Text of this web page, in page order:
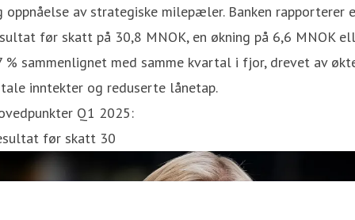
oppnåelse av strategiske milepæler. Banken rapporterer
før skatt på 30,8 MNOK, en økning på 6,6 MNOK
% sammenlignet med samme kvartal i fjor, drevet av
inntekter og reduserte lånetap.
Q1 2025:
før skatt 30